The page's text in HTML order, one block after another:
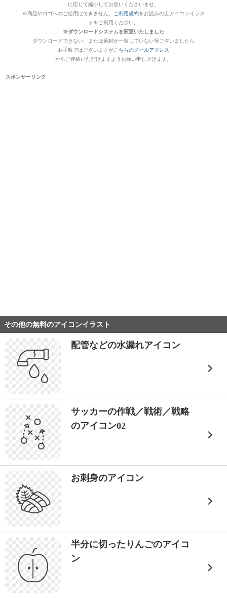
に応じて縮小してお使いくださいませ。
※商品やロゴへのご使用はできません。
ご利用規約をお読みの上アイコンイラス
トをご利用ください。
※ダウンロードシステムを変更いたしました
ダウンロードできない、または素材が一致していない等ございましたら
お手数ではございますがこちらのメールアドレス
からご連絡いただけますようお願い申し上げます。
スポンサーリンク
その他の無料のアイコンイラスト
配管などの水漏れアイコン
サッカーの作戦／戦術／戦略
のアイコン02
お刺身のアイコン
半分に切ったりんごのアイコ
ン